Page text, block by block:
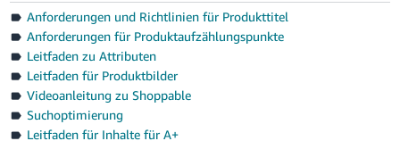
Anforderungen und Richtlinien für Produkttitel
Anforderungen für Produktaufzählungspunkte
Leitfaden zu Attributen
Leitfaden für Produktbilder
Videoanleitung zu Shoppable
Suchoptimierung
Leitfaden für Inhalte für A+